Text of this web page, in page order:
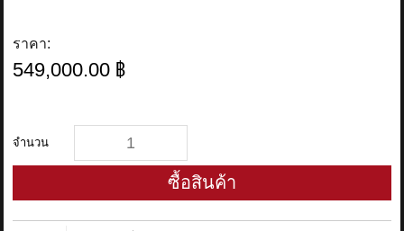
ราคา:
549,000.00 ฿
จำนวน
ซื้อสินค้า